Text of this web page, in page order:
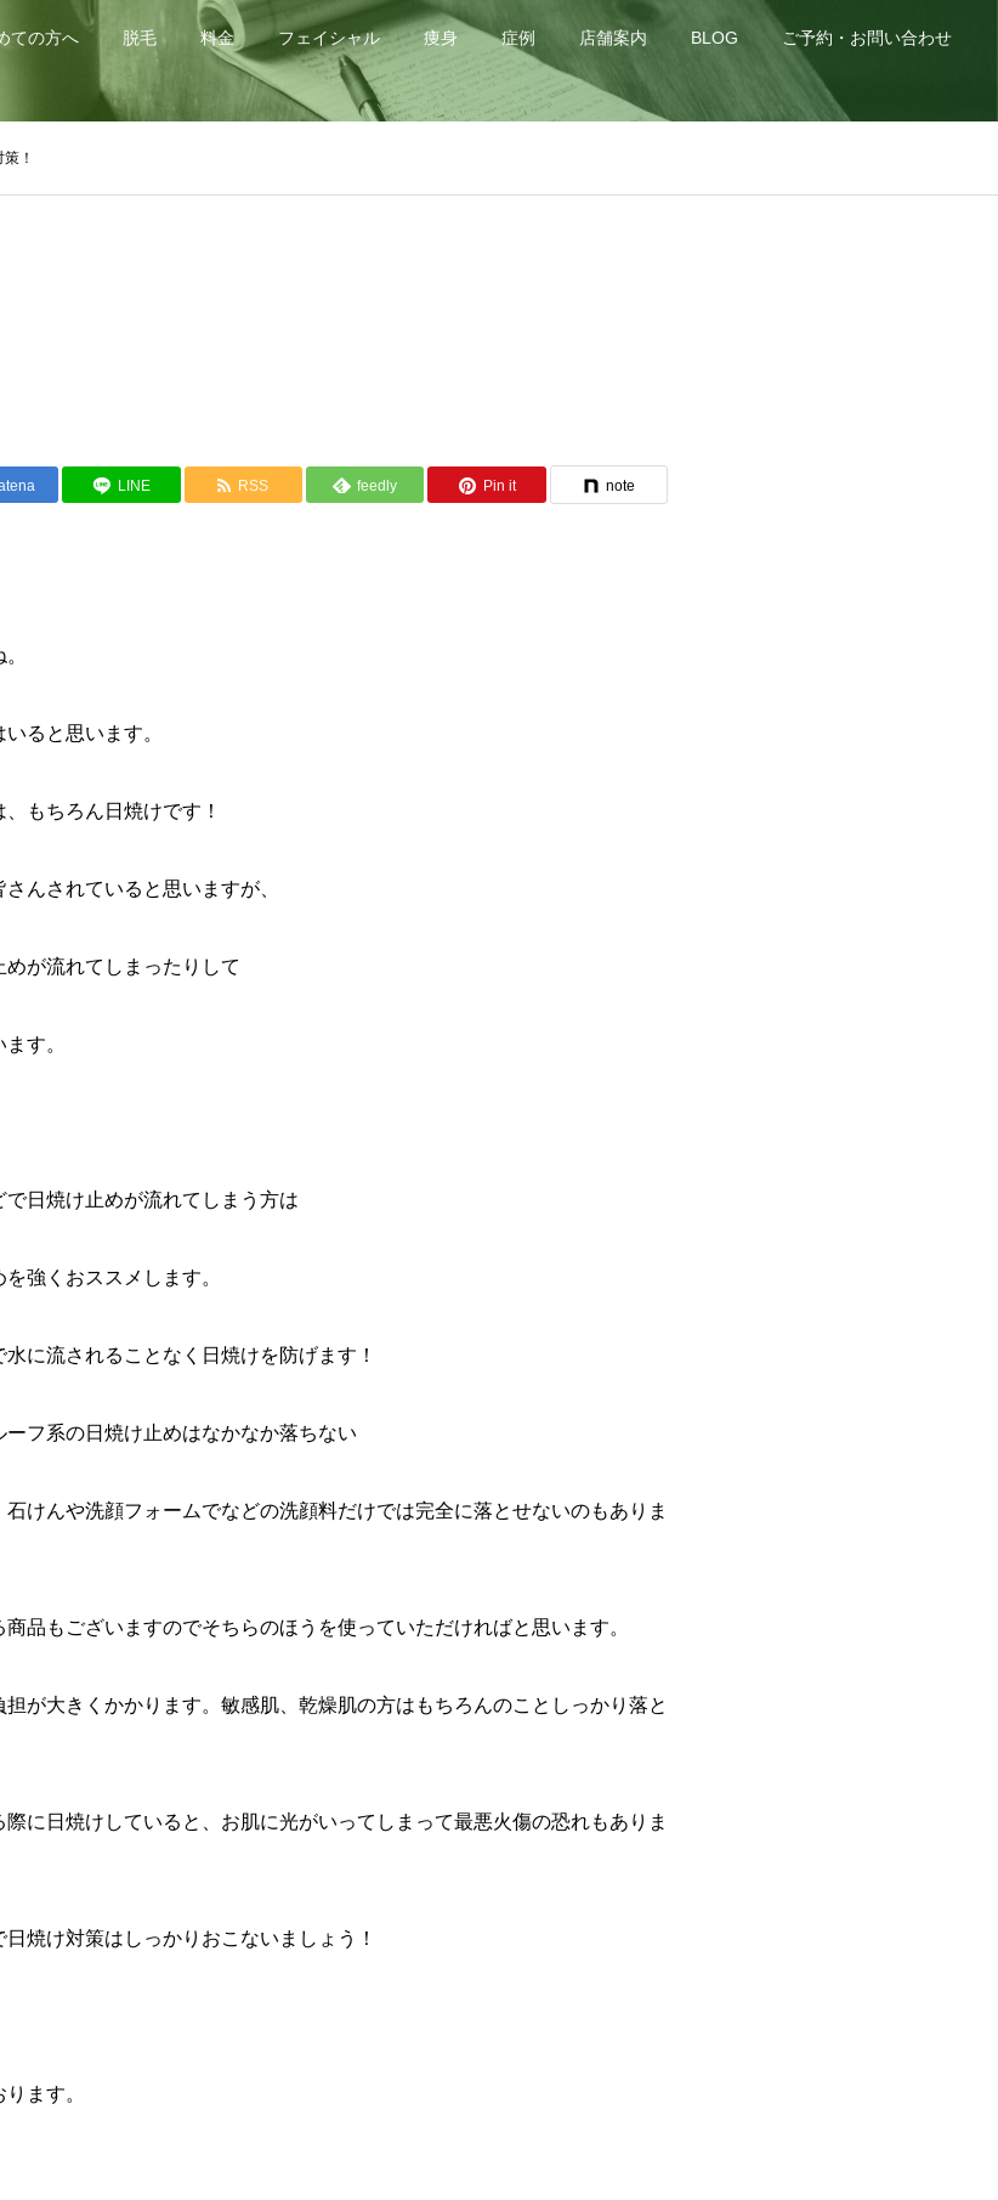
ての方へ 脱毛 料金 フェイシャル 痩身 症例 店舗案内 BLOG ご予約・お問い合わせ
！
LINE RSS feedly Pin it note
ると思います。
もちろん日焼けです！
んされていると思いますが、
が流れてしまったりして
す。
日焼け止めが流れてしまう方は
強くおススメします。
に流されることなく日焼けを防げます！
フ系の日焼け止めはなかなか落ちない
けんや洗顔フォームでなどの洗顔料だけでは完全に落とせないのもありま
品もございますのでそちらのほうを使っていただければと思います。
が大きくかかります。敏感肌、乾燥肌の方はもちろんのことしっかり落と
に日焼けしていると、お肌に光がいってしまって最悪火傷の恐れもありま
焼け対策はしっかりおこないましょう！
ます。